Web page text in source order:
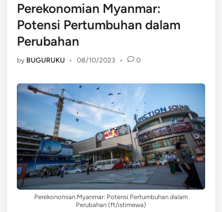
Perekonomian Myanmar:
Potensi Pertumbuhan dalam
Perubahan
by BUGURUKU • 08/10/2023 • 0
Perekonomian Myanmar: Potensi Pertumbuhan dalam
Perubahan (ft/istimewa)